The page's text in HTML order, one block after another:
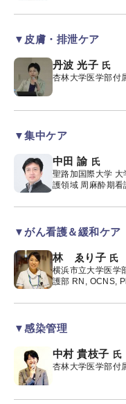
▼皮膚・排泄ケア
丹波 光子 氏
杏林大学医学部付
▼集中ケア
中田 諭 氏
聖路加国際大学
護領域 周麻酔期看
▼がん看護＆緩和ケア
林 ゑり子 氏
横浜市立大学医学
護部 RN, OCNS,
▼感染管理
中村 貴枝子 氏
杏林大学医学部付